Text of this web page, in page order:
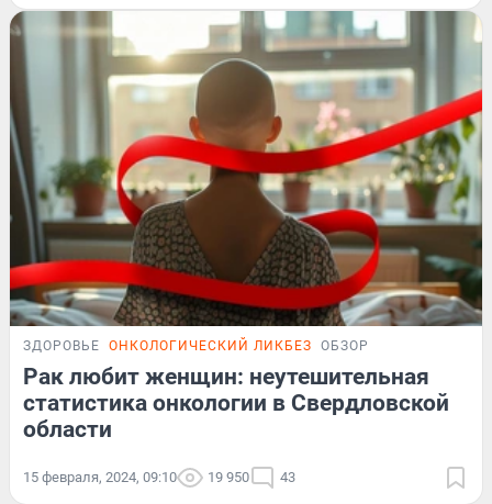
ЗДОРОВЬЕ ОНКОЛОГИЧЕСКИЙ ЛИКБЕЗ ОБЗОР
Рак любит женщин: неутешительная
статистика онкологии в Свердловской
области
15 февраля, 2024, 09:10 19 950 43